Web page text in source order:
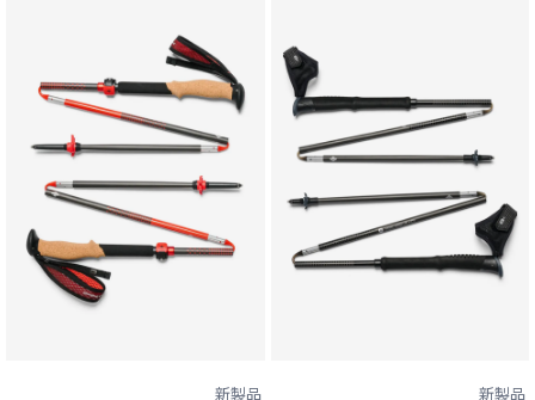
新製品 新製品